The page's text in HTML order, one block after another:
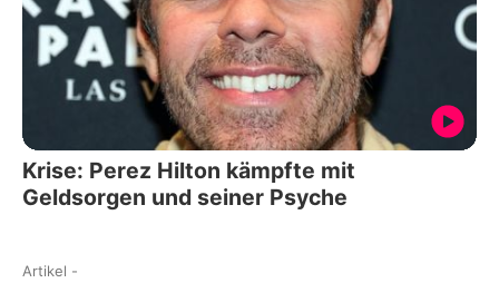
Krise: Perez Hilton kämpfte mit
Geldsorgen und seiner Psyche
Artikel -